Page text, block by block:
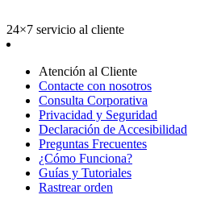
24×7 servicio al cliente
Atención al Cliente
Contacte con nosotros
Consulta Corporativa
Privacidad y Seguridad
Declaración de Accesibilidad
Preguntas Frecuentes
¿Cómo Funciona?
Guías y Tutoriales
Rastrear orden